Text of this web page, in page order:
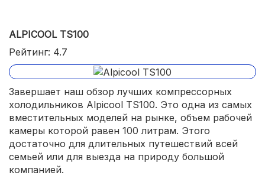
ALPICOOL TS100
Рейтинг: 4.7
Завершает наш обзор лучших компрессорных
холодильников Alpicool TS100. Это одна из самых
вместительных моделей на рынке, объем рабочей
камеры которой равен 100 литрам. Этого
достаточно для длительных путешествий всей
семьей или для выезда на природу большой
компанией.